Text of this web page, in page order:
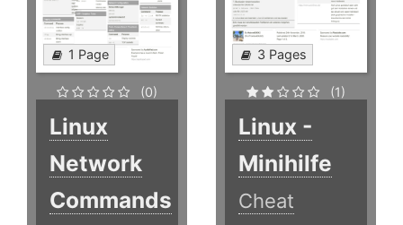
1 Page
(0)
Linux
Network
Commands
3 Pages
(1)
Linux -
Minihilfe
Cheat